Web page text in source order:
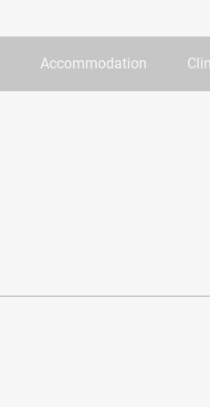
Accommodation